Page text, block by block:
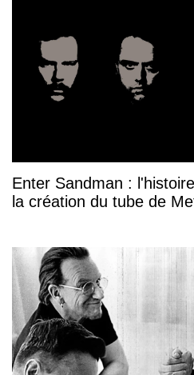
Enter Sandman :
la création du tube de